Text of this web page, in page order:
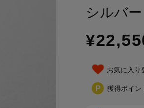
シルバ
お気に入り
獲得ポイン